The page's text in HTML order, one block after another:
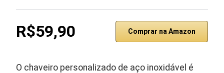
R$59,90 Comprar na Amazon
O chaveiro personalizado de aço inoxidável é